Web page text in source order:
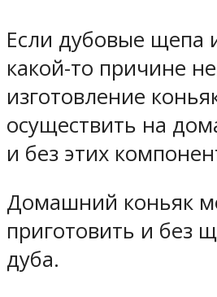
Если дубовые щепа
какой-то причине
изготовление
осуществить на
и без этих
Домашний коньяк
приготовить и без
дуба.